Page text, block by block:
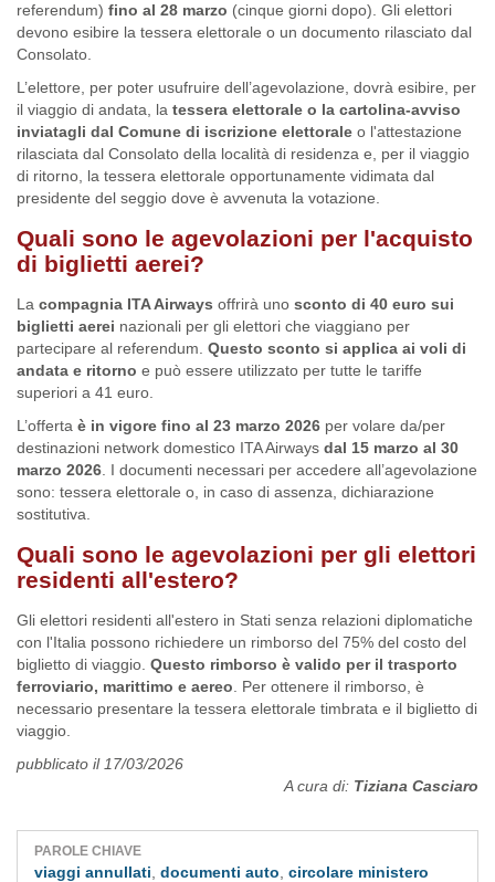
referendum) fino al 28 marzo (cinque giorni dopo). Gli elettori
devono esibire la tessera elettorale o un documento rilasciato dal
Consolato.
L’elettore, per poter usufruire dell’agevolazione, dovrà esibire, per
il viaggio di andata, la tessera elettorale o la cartolina-avviso
inviatagli dal Comune di iscrizione elettorale o l'attestazione
rilasciata dal Consolato della località di residenza e, per il viaggio
di ritorno, la tessera elettorale opportunamente vidimata dal
presidente del seggio dove è avvenuta la votazione.
Quali sono le agevolazioni per l'acquisto
di biglietti aerei?
La compagnia ITA Airways offrirà uno sconto di 40 euro sui
biglietti aerei nazionali per gli elettori che viaggiano per
partecipare al referendum. Questo sconto si applica ai voli di
andata e ritorno e può essere utilizzato per tutte le tariffe
superiori a 41 euro.
L’offerta è in vigore fino al 23 marzo 2026 per volare da/per
destinazioni network domestico ITA Airways dal 15 marzo al 30
marzo 2026 . I documenti necessari per accedere all’agevolazione
sono: tessera elettorale o, in caso di assenza, dichiarazione
sostitutiva.
Quali sono le agevolazioni per gli elettori
residenti all'estero?
Gli elettori residenti all'estero in Stati senza relazioni diplomatiche
con l'Italia possono richiedere un rimborso del 75% del costo del
biglietto di viaggio. Questo rimborso è valido per il trasporto
ferroviario, marittimo e aereo . Per ottenere il rimborso, è
necessario presentare la tessera elettorale timbrata e il biglietto di
viaggio.
pubblicato il 17/03/2026
A cura di: Tiziana Casciaro
PAROLE CHIAVE
viaggi annullati documenti auto circolare ministero